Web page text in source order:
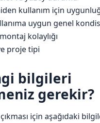
kullanım için
uygun genel
kolaylığı
proje tipi
bilgileri
gerekir?
için aşağıdaki